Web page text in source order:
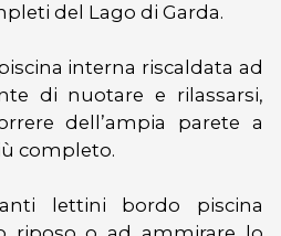
del Lago di Garda.
interna riscaldata ad
di nuotare e rilassarsi,
dell’ampia parete a
completo.
lettini bordo piscina